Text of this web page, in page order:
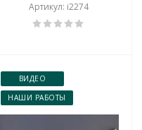
Артикул: i2274
ВИДЕО
НАШИ РАБОТЫ